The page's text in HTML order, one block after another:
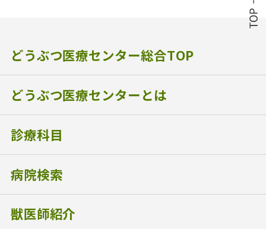
どうぶつ医療センター総合TOP
どうぶつ医療センターとは
診療科目
病院検索
獣医師紹介